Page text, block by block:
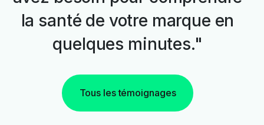
la santé de votre marque en
quelques minutes."
Tous les témoignages